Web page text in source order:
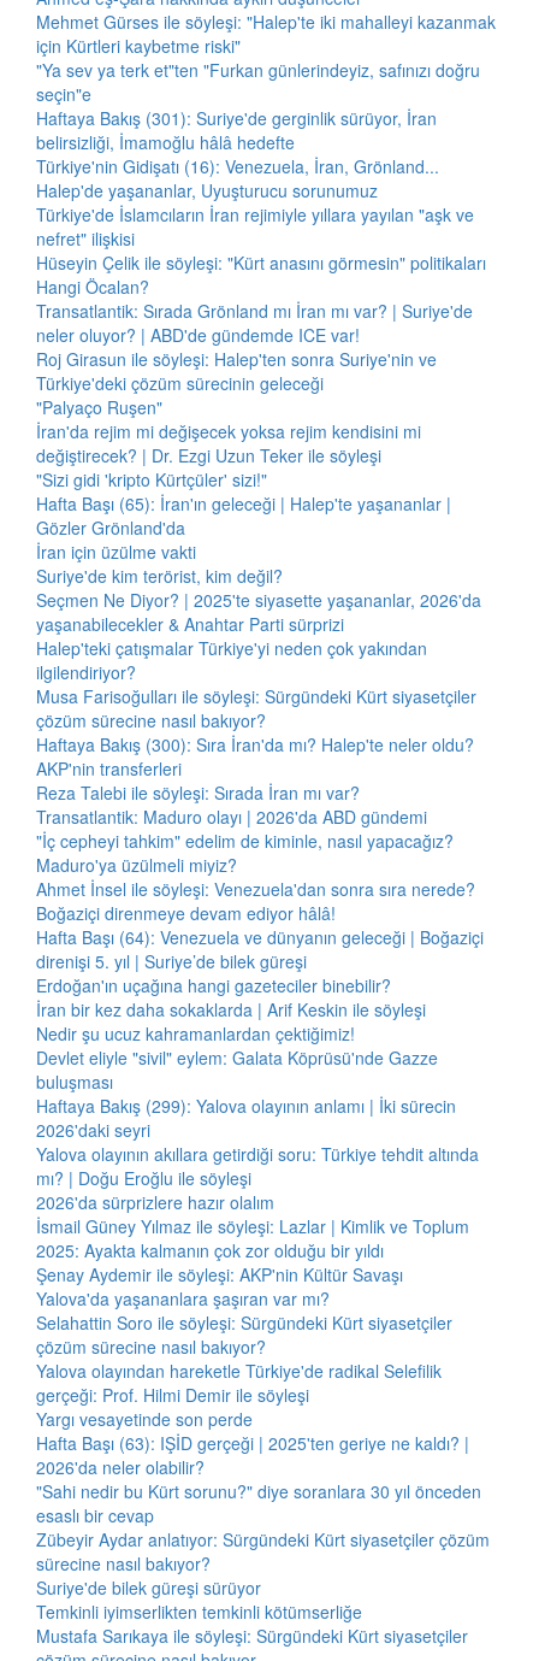
Mehmet Gürses ile söyleşi: "Halep'te iki mahalleyi kazanmak
için Kürtleri kaybetme riski"
"Ya sev ya terk et"ten "Furkan günlerindeyiz, safınızı doğru
seçin"e
Haftaya Bakış (301): Suriye'de gerginlik sürüyor, İran
belirsizliği, İmamoğlu hâlâ hedefte
Türkiye'nin Gidişatı (16): Venezuela, İran, Grönland...
Halep'de yaşananlar, Uyuşturucu sorunumuz
Türkiye'de İslamcıların İran rejimiyle yıllara yayılan "aşk ve
nefret" ilişkisi
Hüseyin Çelik ile söyleşi: "Kürt anasını görmesin" politikaları
Hangi Öcalan?
Transatlantik: Sırada Grönland mı İran mı var? | Suriye'de
neler oluyor? | ABD'de gündemde ICE var!
Roj Girasun ile söyleşi: Halep'ten sonra Suriye'nin ve
Türkiye'deki çözüm sürecinin geleceği
"Palyaço Ruşen"
İran'da rejim mi değişecek yoksa rejim kendisini mi
değiştirecek? | Dr. Ezgi Uzun Teker ile söyleşi
"Sizi gidi 'kripto Kürtçüler' sizi!"
Hafta Başı (65): İran'ın geleceği | Halep'te yaşananlar |
Gözler Grönland'da
İran için üzülme vakti
Suriye'de kim terörist, kim değil?
Seçmen Ne Diyor? | 2025'te siyasette yaşananlar, 2026'da
yaşanabilecekler & Anahtar Parti sürprizi
Halep'teki çatışmalar Türkiye'yi neden çok yakından
ilgilendiriyor?
Musa Farisoğulları ile söyleşi: Sürgündeki Kürt siyasetçiler
çözüm sürecine nasıl bakıyor?
Haftaya Bakış (300): Sıra İran'da mı? Halep'te neler oldu?
AKP'nin transferleri
Reza Talebi ile söyleşi: Sırada İran mı var?
Transatlantik: Maduro olayı | 2026'da ABD gündemi
"İç cepheyi tahkim" edelim de kiminle, nasıl yapacağız?
Maduro'ya üzülmeli miyiz?
Ahmet İnsel ile söyleşi: Venezuela'dan sonra sıra nerede?
Boğaziçi direnmeye devam ediyor hâlâ!
Hafta Başı (64): Venezuela ve dünyanın geleceği | Boğaziçi
direnişi 5. yıl | Suriye’de bilek güreşi
Erdoğan'ın uçağına hangi gazeteciler binebilir?
İran bir kez daha sokaklarda | Arif Keskin ile söyleşi
Nedir şu ucuz kahramanlardan çektiğimiz!
Devlet eliyle "sivil" eylem: Galata Köprüsü'nde Gazze
buluşması
Haftaya Bakış (299): Yalova olayının anlamı | İki sürecin
2026'daki seyri
Yalova olayının akıllara getirdiği soru: Türkiye tehdit altında
mı? | Doğu Eroğlu ile söyleşi
2026'da sürprizlere hazır olalım
İsmail Güney Yılmaz ile söyleşi: Lazlar | Kimlik ve Toplum
2025: Ayakta kalmanın çok zor olduğu bir yıldı
Şenay Aydemir ile söyleşi: AKP'nin Kültür Savaşı
Yalova'da yaşananlara şaşıran var mı?
Selahattin Soro ile söyleşi: Sürgündeki Kürt siyasetçiler
çözüm sürecine nasıl bakıyor?
Yalova olayından hareketle Türkiye'de radikal Selefilik
gerçeği: Prof. Hilmi Demir ile söyleşi
Yargı vesayetinde son perde
Hafta Başı (63): IŞİD gerçeği | 2025'ten geriye ne kaldı? |
2026'da neler olabilir?
"Sahi nedir bu Kürt sorunu?" diye soranlara 30 yıl önceden
esaslı bir cevap
Zübeyir Aydar anlatıyor: Sürgündeki Kürt siyasetçiler çözüm
sürecine nasıl bakıyor?
Suriye'de bilek güreşi sürüyor
Temkinli iyimserlikten temkinli kötümserliğe
Mustafa Sarıkaya ile söyleşi: Sürgündeki Kürt siyasetçiler